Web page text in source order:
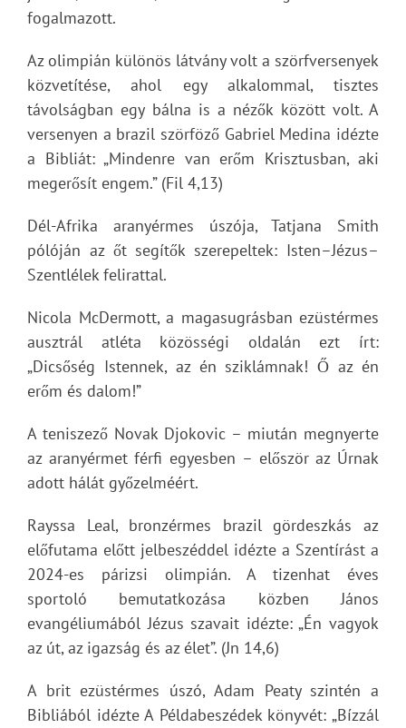
fogalmazott.
Az olimpián különös látvány volt a szörfversenyek
közvetítése, ahol egy alkalommal, tisztes
távolságban egy bálna is a nézők között volt. A
versenyen a brazil szörföző Gabriel Medina idézte
a Bibliát: „Mindenre van erőm Krisztusban, aki
megerősít engem.” (Fil 4,13)
Dél-Afrika aranyérmes úszója, Tatjana Smith
pólóján az őt segítők szerepeltek: Isten–Jézus–
Szentlélek felirattal.
Nicola McDermott, a magasugrásban ezüstérmes
ausztrál atléta közösségi oldalán ezt írt:
„Dicsőség Istennek, az én sziklámnak! Ő az én
erőm és dalom!”
A teniszező Novak Djokovic – miután megnyerte
az aranyérmet férfi egyesben – először az Úrnak
adott hálát győzelméért.
Rayssa Leal, bronzérmes brazil gördeszkás az
előfutama előtt jelbeszéddel idézte a Szentírást a
2024-es párizsi olimpián. A tizenhat éves
sportoló bemutatkozása közben János
evangéliumából Jézus szavait idézte: „Én vagyok
az út, az igazság és az élet”. (Jn 14,6)
A brit ezüstérmes úszó, Adam Peaty szintén a
Bibliából idézte A Példabeszédek könyvét: „Bízzál